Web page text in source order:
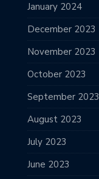
January 2024
December 2023
November 2023
October 2023
September 2023
August 2023
July 2023
June 2023